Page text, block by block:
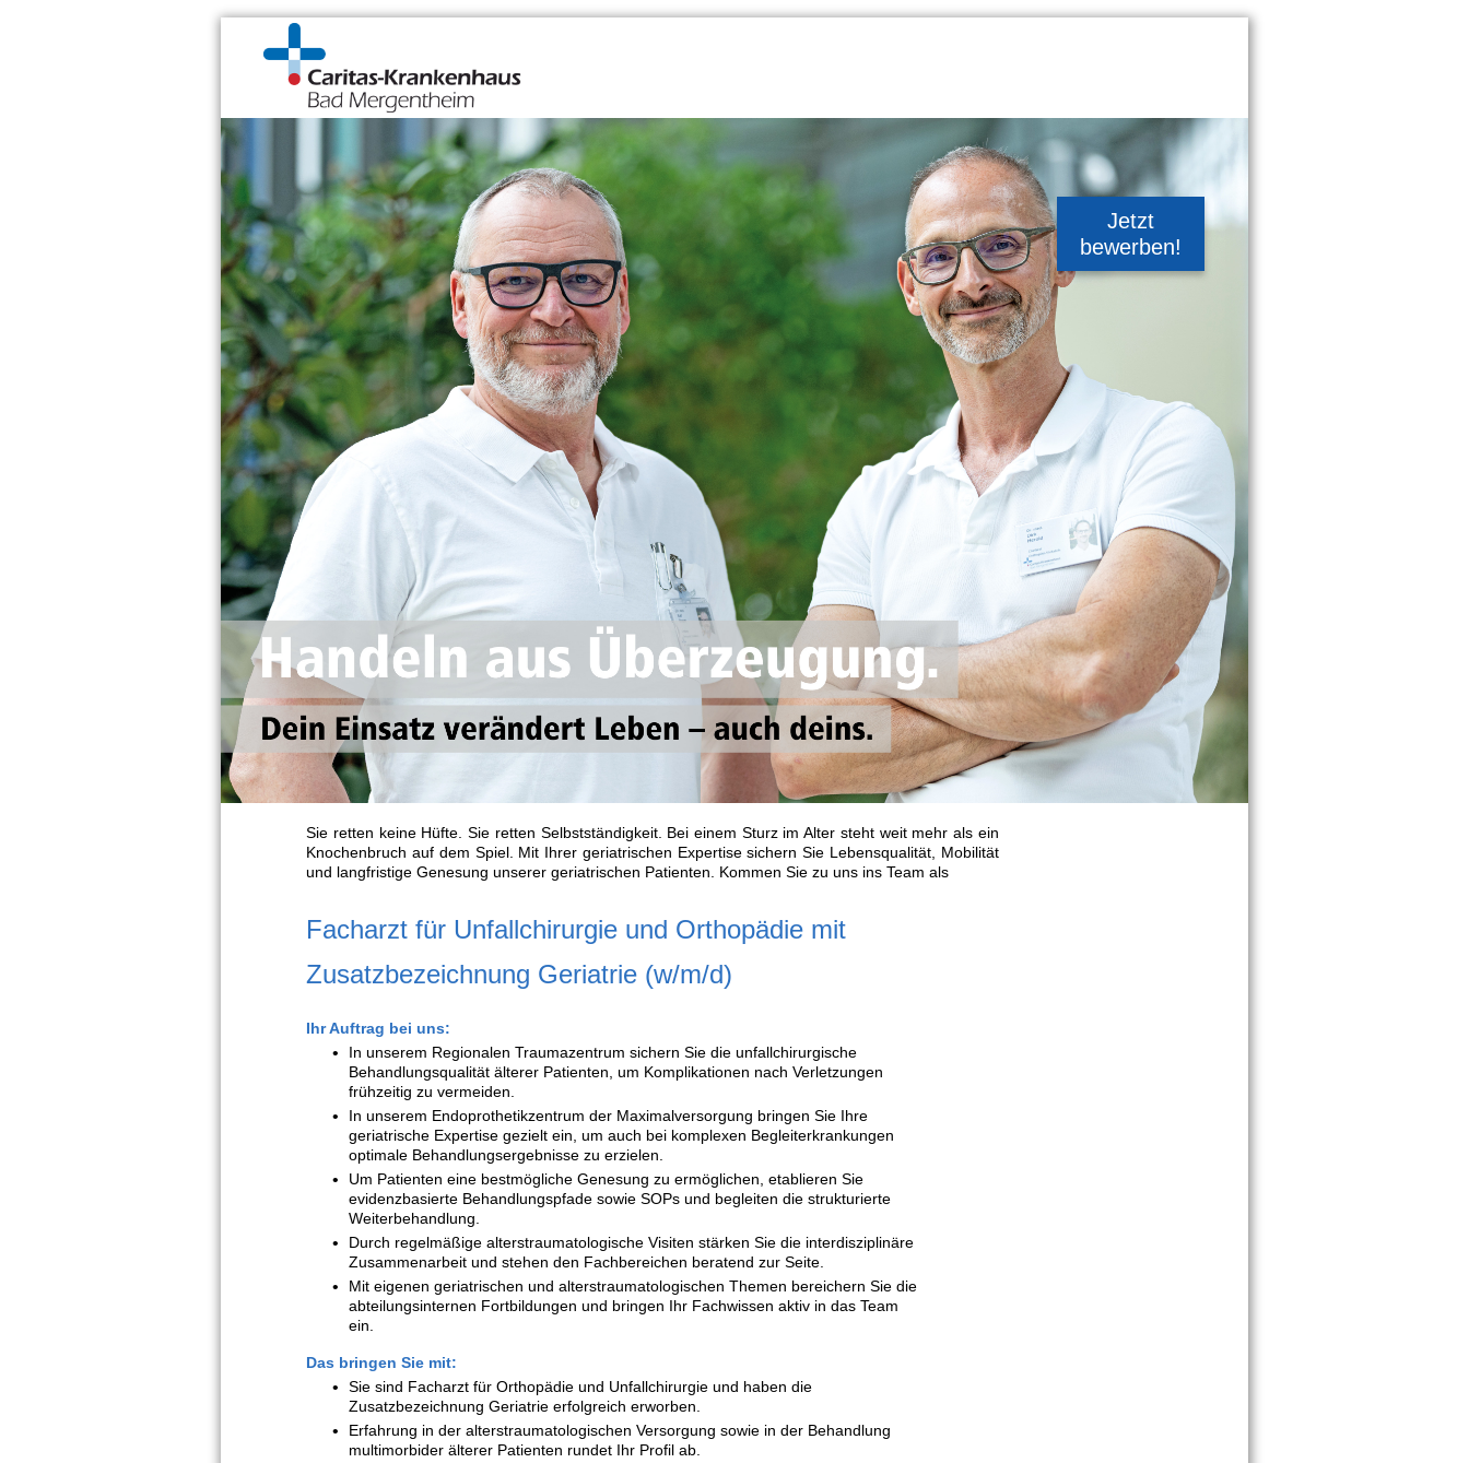
Jetzt
bewerben!
Sie retten keine Hüfte. Sie retten Selbstständigkeit. Bei einem Sturz im Alter steht weit mehr als ein
Knochenbruch auf dem Spiel. Mit Ihrer geriatrischen Expertise sichern Sie Lebensqualität, Mobilität
und langfristige Genesung unserer geriatrischen Patienten. Kommen Sie zu uns ins Team als
Facharzt für Unfallchirurgie und Orthopädie mit
Zusatzbezeichnung Geriatrie (w/m/d)
Ihr Auftrag bei uns:
In unserem Regionalen Traumazentrum sichern Sie die unfallchirurgische
Behandlungsqualität älterer Patienten, um Komplikationen nach Verletzungen
frühzeitig zu vermeiden.
In unserem Endoprothetikzentrum der Maximalversorgung bringen Sie Ihre
geriatrische Expertise gezielt ein, um auch bei komplexen Begleiterkrankungen
optimale Behandlungsergebnisse zu erzielen.
Um Patienten eine bestmögliche Genesung zu ermöglichen, etablieren Sie
evidenzbasierte Behandlungspfade sowie SOPs und begleiten die strukturierte
Weiterbehandlung.
Durch regelmäßige alterstraumatologische Visiten stärken Sie die interdisziplinäre
Zusammenarbeit und stehen den Fachbereichen beratend zur Seite.
Mit eigenen geriatrischen und alterstraumatologischen Themen bereichern Sie die
abteilungsinternen Fortbildungen und bringen Ihr Fachwissen aktiv in das Team
ein.
Das bringen Sie mit:
Sie sind Facharzt für Orthopädie und Unfallchirurgie und haben die
Zusatzbezeichnung Geriatrie erfolgreich erworben.
Erfahrung in der alterstraumatologischen Versorgung sowie in der Behandlung
multimorbider älterer Patienten rundet Ihr Profil ab.